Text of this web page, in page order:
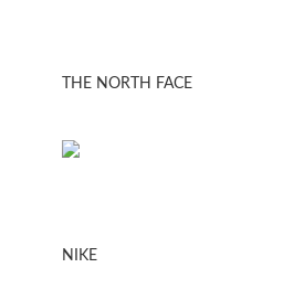
THE NORTH FACE
NIKE